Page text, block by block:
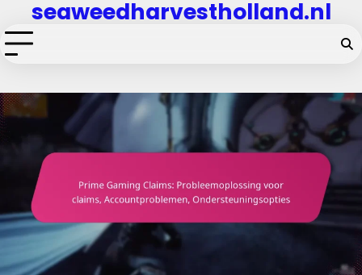
to
content
seaweedharvestholland.nl